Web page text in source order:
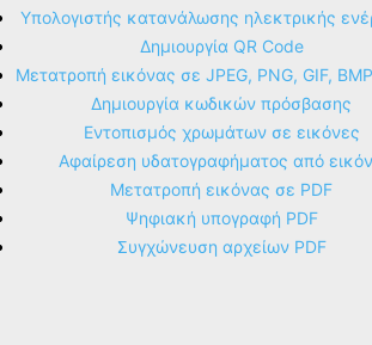
Υπολογιστής κατανάλωσης ηλεκτρικής
Δημιουργία QR Code
Μετατροπή εικόνας σε JPEG, PNG, GIF,
Δημιουργία κωδικών πρόσβασης
Εντοπισμός χρωμάτων σε εικόνες
Αφαίρεση υδατογραφήματος από
Μετατροπή εικόνας σε PDF
Ψηφιακή υπογραφή PDF
Συγχώνευση αρχείων PDF